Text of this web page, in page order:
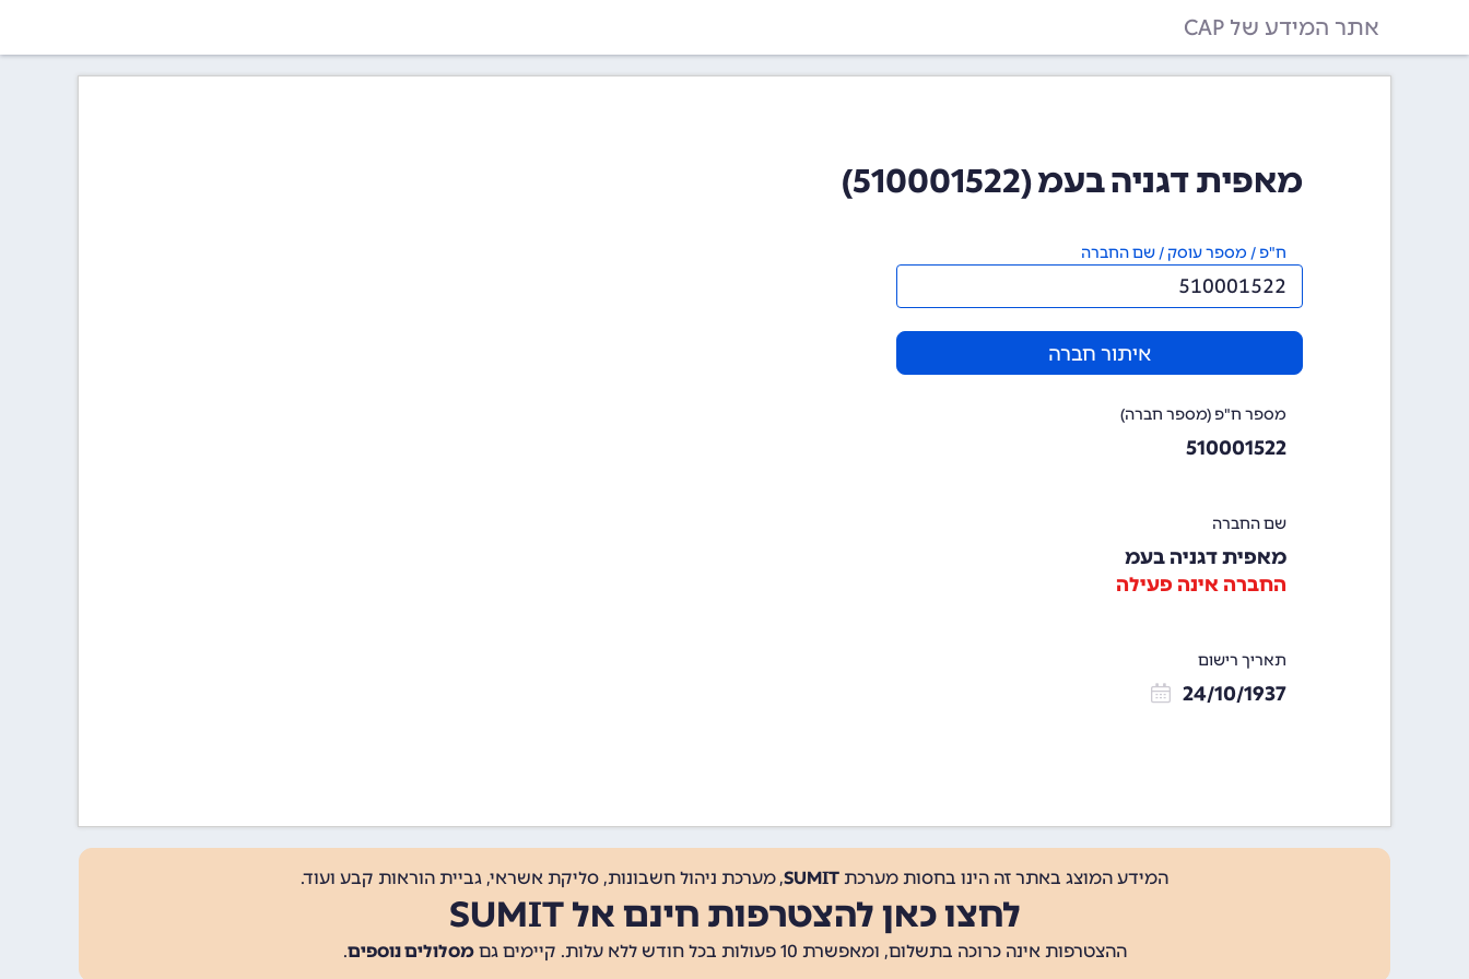
אתר המידע של CAP
מאפית דגניה בעמ (510001522)
ח"פ / מספר עוסק / שם החברה
איתור חברה
מספר ח"פ (מספר חברה)
510001522
שם החברה
מאפית דגניה בעמ
החברה אינה פעילה
תאריך רישום
24/10/1937
המידע המוצג באתר זה הינו בחסות מערכת SUMIT, מערכת ניהול חשבונות, סליקת אשראי, גביית הוראות קבע ועוד.
לחצו כאן להצטרפות חינם אל SUMIT
ההצטרפות אינה כרוכה בתשלום, ומאפשרת 10 פעולות בכל חודש ללא עלות. קיימים גם מסלולים נוספים.